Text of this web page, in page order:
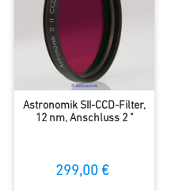
Astronomik SII-CCD-Filter,
12 nm, Anschluss 2 "
299,00 €